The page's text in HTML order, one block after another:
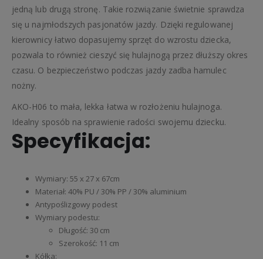
jedną lub drugą stronę. Takie rozwiązanie świetnie sprawdza
się u najmłodszych pasjonatów jazdy. Dzięki regulowanej
kierownicy łatwo dopasujemy sprzęt do wzrostu dziecka,
pozwala to również cieszyć się hulajnogą przez dłuższy okres
czasu. O bezpieczeństwo podczas jazdy zadba hamulec
nożny.
AKO-H06 to mała, lekka łatwa w rozłożeniu hulajnoga.
Idealny sposób na sprawienie radości swojemu dziecku.
Specyfikacja:
Wymiary: 55 x 27 x 67cm
Materiał: 40% PU / 30% PP / 30% aluminium
Antypoślizgowy podest
Wymiary podestu:
Długość: 30 cm
Szerokość: 11 cm
Kółka: